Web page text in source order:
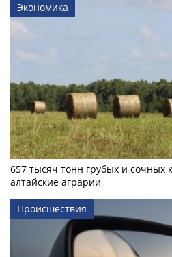
Экономика
657 тысяч тонн грубых и сочных
алтайские аграрии
Происшествия